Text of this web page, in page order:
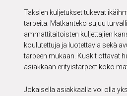
Taksien kuljetukset tukevat
tarpeita. Matkanteko sujuu
ammattitaitoisten kuljettajien
koulutettuja ja luotettavia sekä
tarpeen mukaan. Kuskit ottavat
asiakkaan erityistarpeet koko
Jokaisella asiakkaalla voi olla